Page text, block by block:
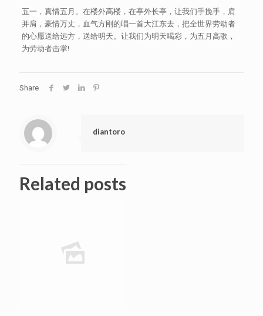
五一，真情五月。在楼外高楼，在亭外长亭，让我们手挽手，肩
并肩，豪情万丈，血气方刚的唱一首大江东去，把全世界劳动者
的心愿送给远方，送给明天。让我们为明天喝彩，为五月高歌，
为劳动者击掌!
Share
diantoro
Related posts